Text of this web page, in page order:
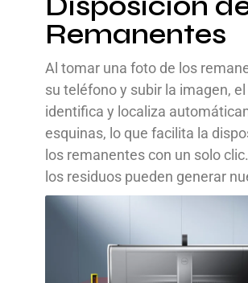
Remanentes
Al tomar una foto de los
su teléfono y subir la imagen,
identifica y localiza
esquinas, lo que facilita la
los remanentes con un solo
los residuos pueden generar